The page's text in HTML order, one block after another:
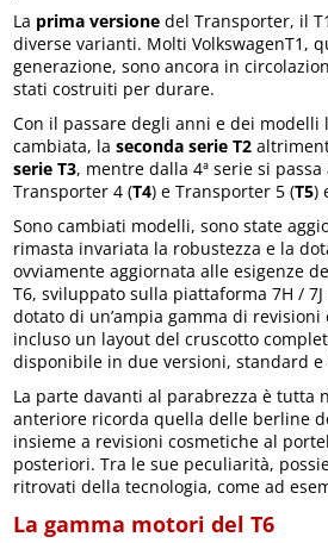
La prima versione del Transporter, il
diverse varianti. Molti VolkswagenT1,
generazione, sono ancora in
stati costruiti per durare.
Con il passare degli anni e dei modelli
cambiata, laseconda serie T2
serie T3, mentre dalla 4ª serie si
Transporter 4 (T4) e Transporter 5 (T5)
Sono cambiati modelli, sono state
rimasta invariata la robustezza e la
ovviamente aggiornata alle esigenze
T6, sviluppato sulla piattaforma 7H /
dotato di un’ampia gamma di
incluso un layout del cruscotto
disponibile in due versioni, standard e
La parte davanti al parabrezza è tutta
anteriore ricorda quella delle berline
insieme a revisioni cosmetiche al
posteriori. Tra le sue peculiarità,
ritrovati della tecnologia, come ad
La gamma motori del T6